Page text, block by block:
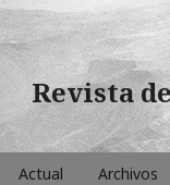
Revista
Actual Archivos